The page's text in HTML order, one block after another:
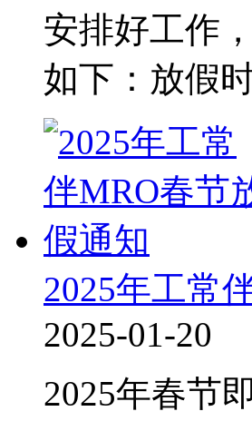
安排好工作
如下：放假
2025年工常
2025-01-20
2025年春节